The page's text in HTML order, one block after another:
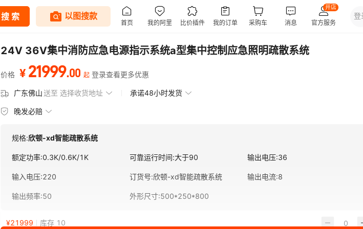
24V 36V集中消防应急电源指示系统a型集中控制应急照明疏散系统
价格 ¥ 21999.00 起 登录查看更多优惠
广东佛山送至 选择收货地址 承诺48小时发货
晚发必赔
规格:欣顿-xd智能疏散系统
额定功率:0.3K/0.6K/1K 可靠运行时间:大于90 输出电压:36
输入电压:220 订货号:欣顿-xd智能疏散系统 输出电流:8
输出频率:50 外形尺寸:500*250*800
¥21999 库存 10